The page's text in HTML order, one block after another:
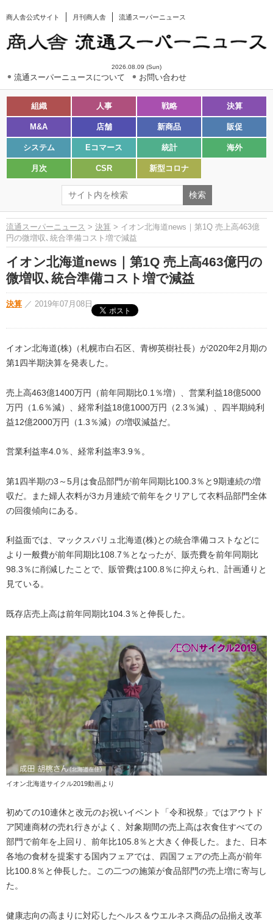
商人舎公式サイト 月刊商人舎 流通スーパーニュース
2026.08.09 (Sun)
流通スーパーニュースについて お問い合わせ
組織 人事 戦略 決算
M&A 店舗 新商品 販促
システム Eコマース 統計 海外
月次 CSR 新型コロナ
流通スーパーニュース > 決算 > イオン北海道news｜第1Q 売上高463億
円の微増収､統合準備コスト増で減益
イオン北海道news｜第1Q 売上高463億円の
微増収､統合準備コスト増で減益
決算 ／ 2019年07月08日
イオン北海道(株)（札幌市白石区、青栁英樹社長）が2020年2月期の
第1四半期決算を発表した。
売上高463億1400万円（前年同期比0.1％増）、営業利益18億5000
万円（1.6％減）、経常利益18億1000万円（2.3％減）、四半期純利
益12億2000万円（1.3％減）の増収減益だ。
営業利益率4.0％、経常利益率3.9％。
第1四半期の3～5月は食品部門が前年同期比100.3％と9期連続の増
収だ。また婦人衣料が3カ月連続で前年をクリアして衣料品部門全体
の回復傾向にある。
利益面では、マックスバリュ北海道(株)との統合準備コストなどに
より一般費が前年同期比108.7％となったが、販売費を前年同期比
98.3％に削減したことで、販管費は100.8％に抑えられ、計画通りと
見ている。
既存店売上高は前年同期比104.3％と伸長した。
イオン北海道サイクル2019動画より
初めての10連休と改元のお祝いイベント「令和祝祭」ではアウトド
ア関連商材の売れ行きがよく、対象期間の売上高は衣食住すべての
部門で前年を上回り、前年比105.8％と大きく伸長した。また、日本
各地の食材を提案する国内フェアでは、四国フェアの売上高が前年
比100.8％と伸長した。この二つの施策が食品部門の売上増に寄与し
た。
健康志向の高まりに対応したヘルス＆ウエルネス商品の品揃え改革